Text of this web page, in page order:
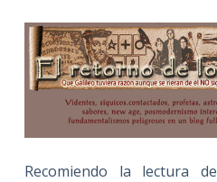
Recomiendo la lectura